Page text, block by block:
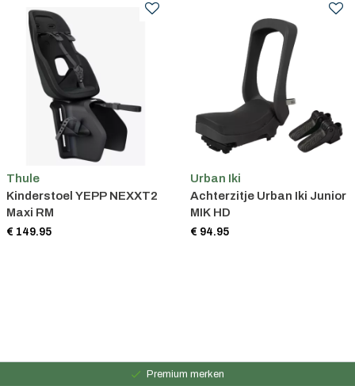
Thule
Kinderstoel YEPP NEXXT2
Maxi RM
€ 149.95
Urban Iki
Achterzitje Urban Iki Junior
MIK HD
€ 94.95
Premium merken